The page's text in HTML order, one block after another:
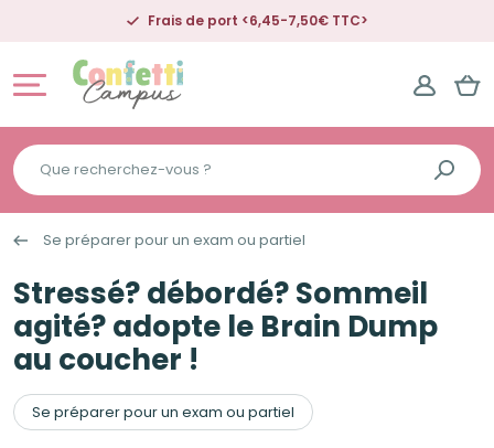
Frais de port <6,45-7,50€ TTC>
Que
recherchez-
vous
?
Se préparer pour un exam ou partiel
Stressé? débordé? Sommeil
agité? adopte le Brain Dump
au coucher !
Se préparer pour un exam ou partiel